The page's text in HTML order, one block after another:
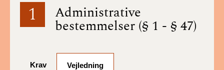
1 Administrative
bestemmelser (§ 1 - § 47)
BR18 (Aktuelt)
BR18 (1/7-31/12
BR18 (1/1-30/6
Krav Vejledning